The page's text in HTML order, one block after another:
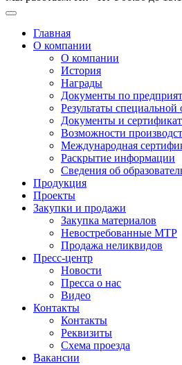
Главная
О компании
О компании
История
Награды
Документы по
Результаты
Документы и
Возможности
Международная
Раскрытие информации
Сведения об
Продукция
Проекты
Закупки и продажи
Закупка материалов
Невостребованные МТР
Продажа неликвидов
Пресс-центр
Новости
Пресса о нас
Видео
Контакты
Контакты
Реквизиты
Схема проезда
Вакансии